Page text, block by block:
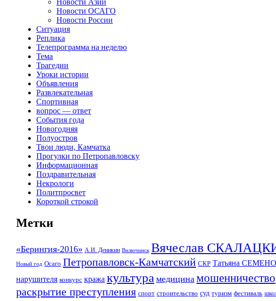
Новости Азии
Новости ОСАГО
Новости России
Ситуация
Реплика
Телепрограмма на неделю
Тема
Трагедии
Уроки истории
Объявления
Развлекательная
Спортивная
вопрос — ответ
События года
Новогодняя
Полуостров
Твои люди, Камчатка
Прогулки по Петропавловску
Информационная
Поздравительная
Некрологи
Политпросвет
Короткой строкой
Метки
«Берингия-2016» А.И. Деникин Вилючинск Вячеслав
Новый год Осаго Петропавловск-Камчатский СКР Татьяна
нарушителя конкурс кража культура медицина мошенничество
раскрытие преступления спорт строительство суд туризм фестиваль